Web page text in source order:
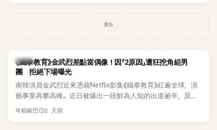
《脫掉鞋子恢單4Men》 中，親自公開那張當年引發話題的「腋下
比基尼照」，再次重提這段至今仍被粉絲視為黑歷史代表作的事
員身分出道，該團在 2000 年代初期紅極一時，由李智惠、徐
智英兩位女成員，以及張錫炫、Chris Kim 兩位男成員組成。不
過後來爆出長達四年的團內霸凌風波，甚至傳出徐智英母親對
李智惠言語辱罵、動手等爭議，最終團體於 2002 年解散。 團
體解散後，李智惠轉型 solo，靠著綜藝與歌唱實力持續活躍演
藝圈。據悉，她當年能加入 S#arp，也與 李尚敏 的賞識有關。
感情方面，李智惠於 2017 年與圈外男友結婚，婚後育有兩個
廣告
韓星
《鐵拳教育》金武烈差點當偶像！因「2原因」遭狂挖角組男
團 拒絕下場曝光
南韓演員金武烈近來憑藉Netflix影集《鐵拳教育》紅遍全球，演
藝事業再攀高峰。近日被爆出一段鮮為人知的出道祕辛，原來
他當年差點不是以演員身分出道，而是成為男團偶像的一員。
年糕歐巴 2 天前